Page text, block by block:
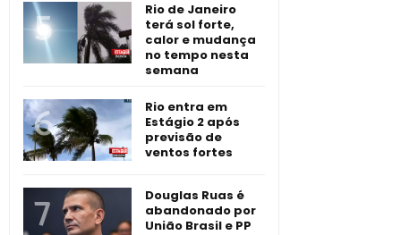
Rio de Janeiro
terá sol forte,
calor e mudança
no tempo nesta
semana
Rio entra em
Estágio 2 após
previsão de
ventos fortes
Douglas Ruas é
abandonado por
União Brasil e PP